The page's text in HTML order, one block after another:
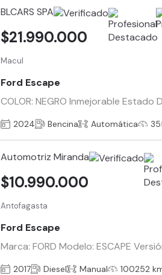
BLCARS SPA
Macul
Ford Escape
COLOR: NEGRO Inmejorable Estado
$21.990.000
2024 Bencina Automática
Automotriz Miranda
Antofagasta
Ford Escape
Marca: FORD Modelo: ESCAPE
$10.990.000
2017 Diesel Manual 100252